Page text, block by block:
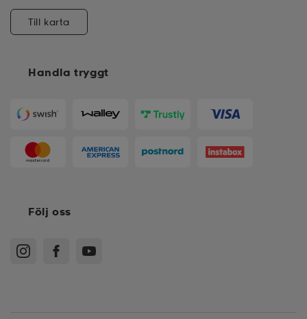
Handla tryggt
Till karta
Följ oss